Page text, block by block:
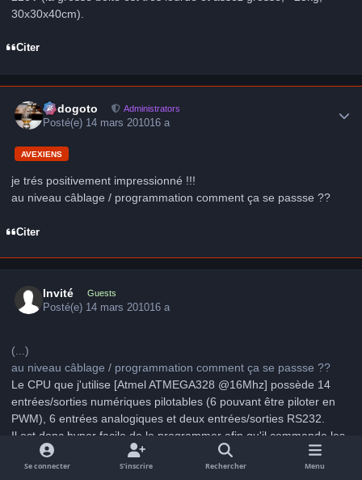
30x30x40cm).
Citer
frédogoto Administrators
Posté(e) 14 mars 201016 a
AVEXIENS
je trés positivement impressionné !!!
au niveau câblage / programmation comment ça se passse ??
Citer
Invité Guests
Posté(e) 14 mars 201016 a
(...)
au niveau câblage / programmation comment ça se passse ??
Le CPU que j'utilise [Atmel ATMEGA328 @16Mhz] possède 14
entrées/sorties numériques pilotables (6 pouvant être piloter en
PWM), 6 entrées analogiques et deux entrées/sorties RS232.
Il est donc hyper facile de le programmer afin qu'il commande les
prises 220V via des petits relais et aussi les différentes voies 12V
^.^Se connecter S’inscrire Rechercher Menu